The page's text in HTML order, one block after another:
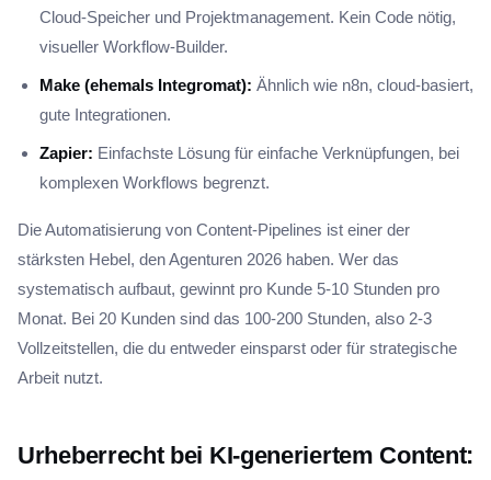
Cloud-Speicher und Projektmanagement. Kein Code nötig,
visueller Workflow-Builder.
Make (ehemals Integromat): Ähnlich wie n8n, cloud-basiert,
gute Integrationen.
Zapier: Einfachste Lösung für einfache Verknüpfungen, bei
komplexen Workflows begrenzt.
Die Automatisierung von Content-Pipelines ist einer der
stärksten Hebel, den Agenturen 2026 haben. Wer das
systematisch aufbaut, gewinnt pro Kunde 5-10 Stunden pro
Monat. Bei 20 Kunden sind das 100-200 Stunden, also 2-3
Vollzeitstellen, die du entweder einsparst oder für strategische
Arbeit nutzt.
Urheberrecht bei KI-generiertem Content: